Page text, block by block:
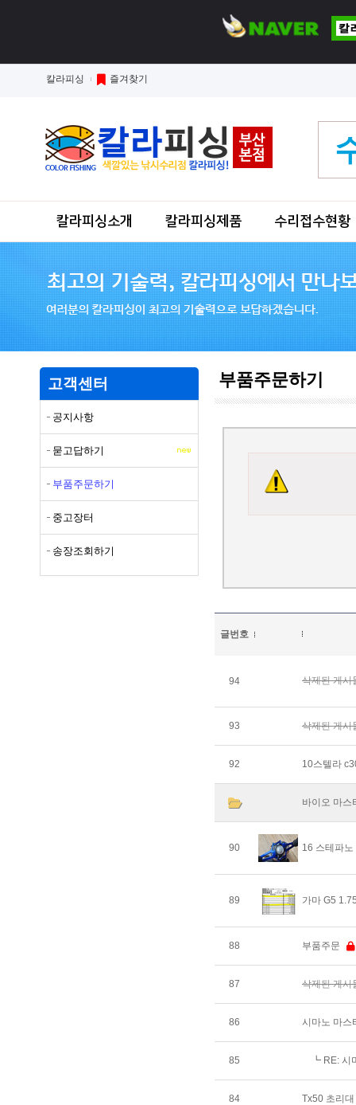
칼라피싱 즐겨찾기
칼라피싱소개 칼라피싱제품 수리접수현황
부품주문하기
고객센터
공지사항
묻고답하기
부품주문하기
중고장터
송장조회하기
글번호
94 삭제된 게시
93 삭제된 게시
92 10스텔라
바이오 마스
90 16 스테파
89 가마 G5
88 부품주문
87 삭제된 게시
86 시마노 마스
85 ┗ RE: 시
84 Tx50 초리